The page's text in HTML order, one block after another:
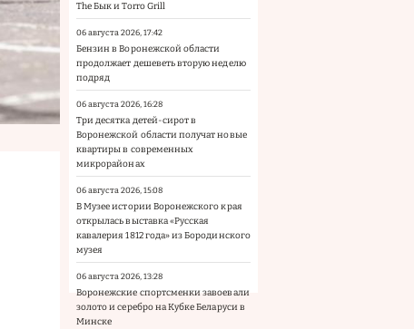
The Бык и Torro Grill
06 августа 2026, 17:42
Бензин в Воронежской области
продолжает дешеветь вторую неделю
подряд
06 августа 2026, 16:28
Три десятка детей-сирот в
Воронежской области получат новые
квартиры в современных
микрорайонах
06 августа 2026, 15:08
В Музее истории Воронежского края
открылась выставка «Русская
кавалерия 1812 года» из Бородинского
музея
06 августа 2026, 13:28
Воронежские спортсменки завоевали
золото и серебро на Кубке Беларуси в
Минске